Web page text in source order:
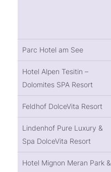
Parc Hotel am See
Hotel Alpen Tesitin –
Dolomites SPA Resort
Feldhof DolceVita Resort
Lindenhof Pure Luxury &
Spa DolceVita Resort
Hotel Mignon Meran Park &